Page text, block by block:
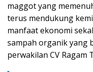
maggot yang
terus mendukung
manfaat ekonomi
sampah organik yang
perwakilan CV Ragam